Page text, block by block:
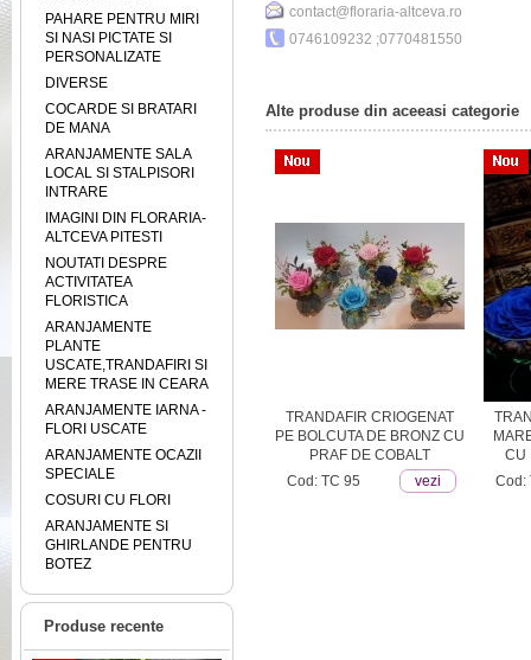
PAHARE PENTRU MIRI
SI NASI PICTATE SI
PERSONALIZATE
DIVERSE
COCARDE SI BRATARI
DE MANA
ARANJAMENTE SALA
LOCAL SI STALPISORI
INTRARE
IMAGINI DIN FLORARIA-
ALTCEVA PITESTI
NOUTATI DESPRE
ACTIVITATEA
FLORISTICA
ARANJAMENTE
PLANTE
USCATE,TRANDAFIRI SI
MERE TRASE IN CEARA
ARANJAMENTE IARNA -
FLORI USCATE
ARANJAMENTE OCAZII
SPECIALE
COSURI CU FLORI
ARANJAMENTE SI
GHIRLANDE PENTRU
BOTEZ
Produse recente
contact@floraria-altceva.ro
0746109232 ;0770481550
Alte produse din aceeasi categorie
TRANDAFIRI CRIOGENATI -
COCARDE
Cod: TC2
TRANDAFIR CRIOGENAT
PE BOLCUTA DE BRONZ CU
PRAF DE COBALT
Cod: TC 95
vezi
CU
Cod: